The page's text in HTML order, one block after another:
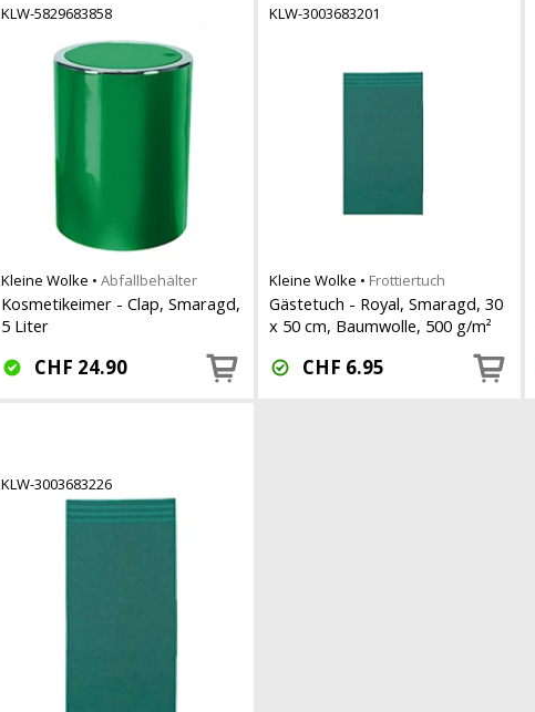
KLW-5829683858
Kleine Wolke • Abfallbehälter
Kosmetikeimer - Clap, Smaragd,
5 Liter
CHF 24.90
KLW-3003683201
Kleine Wolke • Frottiertuch
Gästetuch - Royal, Smaragd, 30
x 50 cm, Baumwolle, 500 g/m²
CHF 6.95
KLW-3003683226